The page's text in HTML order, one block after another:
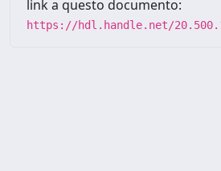
link a questo documento:
https://hdl.handle.net/